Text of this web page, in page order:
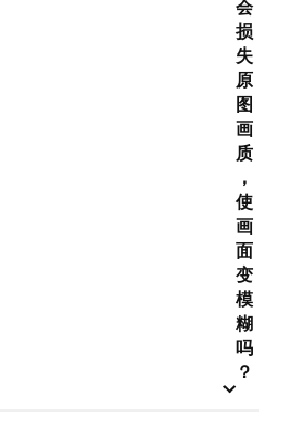
会
损
失
原
图
画
质
，
使
画
面
变
模
糊
吗
？